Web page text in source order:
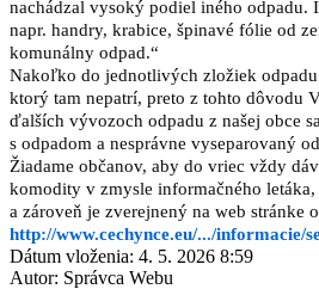
nachádzal vysoký podiel iného odpadu.
napr. handry, krabice, špinavé fólie od
komunálny odpad.“
Nakoľko do jednotlivých zložiek odpadu
ktorý tam nepatrí, preto z tohto dôvodu
ďalších vývozoch odpadu z našej obce
s odpadom a nesprávne vyseparovaný
Žiadame občanov, aby do vriec vždy
komodity v zmysle informačného
a zároveň je zverejnený na web stránke
http://www.cechynce.eu/.../informacie/
Dátum vloženia: 4. 5. 2026 8:59
Autor: Správca Webu